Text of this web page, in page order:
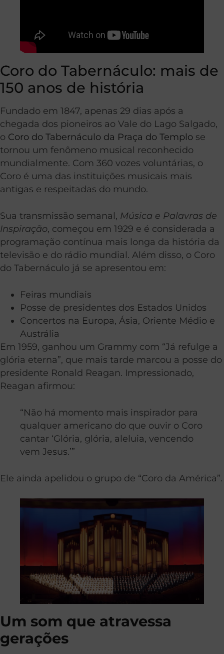
Coro do Tabernáculo: mais de
150 anos de história
Fundado em 1847, apenas 29 dias após a
chegada dos pioneiros ao Vale do Lago Salgado,
o Coro do Tabernáculo da Praça do Templo se
tornou um fenômeno musical reconhecido
mundialmente. Com 360 vozes voluntárias, o
Coro é uma das instituições musicais mais
antigas e respeitadas do mundo.
Sua transmissão semanal, Música e Palavras de
Inspiração, começou em 1929 e é considerada a
programação contínua mais longa da história da
televisão e do rádio mundial. Além disso, o Coro
do Tabernáculo já se apresentou em:
Feiras mundiais
Posse de presidentes dos Estados Unidos
Concertos na Europa, Ásia, Oriente Médio e
Austrália
Em 1959, ganhou um Grammy com “Já refulge a
glória eterna”, que mais tarde marcou a posse do
presidente Ronald Reagan. Impressionado,
Reagan afirmou:
“Não há momento mais inspirador para
qualquer americano do que ouvir o Coro
cantar ‘Glória, glória, aleluia, vencendo
vem Jesus.’”
Ele ainda apelidou o grupo de “Coro da América”.
Um som que atravessa
gerações